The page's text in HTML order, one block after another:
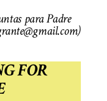
para Padre
FOR